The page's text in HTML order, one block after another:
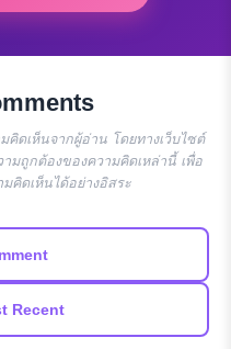
ดเห็นจากผู้อ่าน โดยทางเว็บไซต์
มถูกต้องของความคิดเหล่านี้ เพื่อ
คิดเห็นได้อย่างอิสระ
Recent